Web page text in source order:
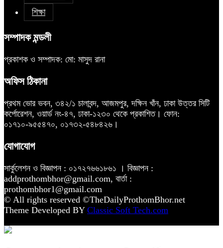
শিক্ষা
সম্পাদক মন্ডলী
প্রকাশক ও সম্পাদক: মো: মাসুদ রানা
অফিস ঠিকানা
প্রথম ভোর ভবন, ৩৪২/১ চালাবন্দ, আজমপুর, দক্ষিন খাঁন, ঢাকা উত্তর সিটি
কর্পোরেশন, ওয়ার্ড নং-৪৭, ঢাকা-১২৩০ থেকে প্রকাশিত। ফোন:
০১৭১০-৯৫৫৪৭০, ০১৭৩২-৫৪৮৪২৬।
যোগাযোগ
সার্কুলেশন ও বিজ্ঞাপন : ০১৭২৭৬৬১৮৬১ । বিজ্ঞাপন :
addprothombhor@gmail.com, বার্তা :
prothombhor1@gmail.com
© All rights reserved ©TheDailyProthomBhor.net
Theme Developed BY Classic Soft Tech.com